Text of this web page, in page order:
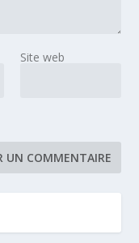
Site web